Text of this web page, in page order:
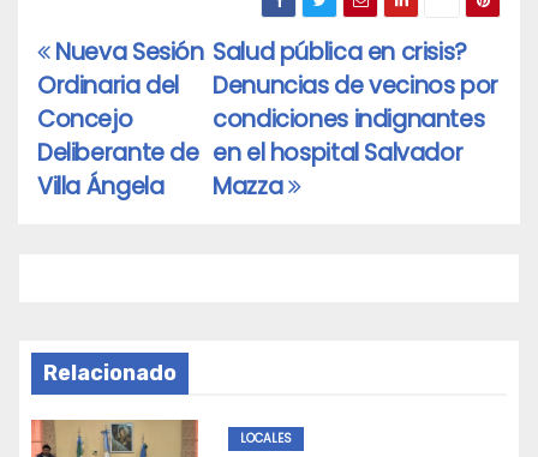
Navegación
de
entradas
Salud pública en crisis?
Denuncias de vecinos por
condiciones indignantes
en el hospital Salvador
Mazza
Nueva Sesión
Ordinaria del
Concejo
Deliberante de
Villa Ángela
Relacionado
LOCALES